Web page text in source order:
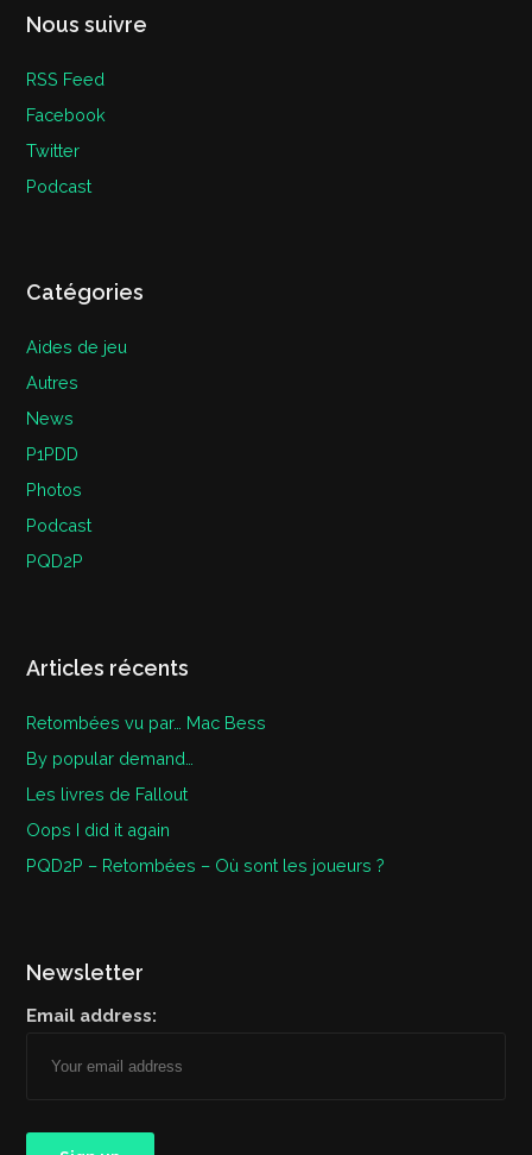
Nous suivre
RSS Feed
Facebook
Twitter
Podcast
Catégories
Aides de jeu
Autres
News
P1PDD
Photos
Podcast
PQD2P
Articles récents
Retombées vu par… Mac Bess
By popular demand…
Les livres de Fallout
Oops I did it again
PQD2P – Retombées – Où sont les joueurs ?
Newsletter
Email address: